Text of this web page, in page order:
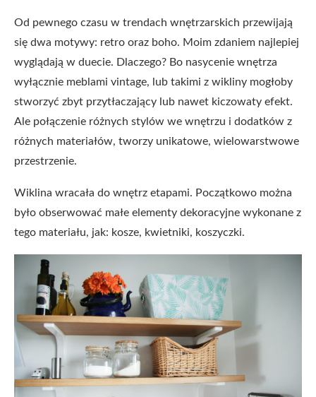
Od pewnego czasu w trendach wnętrzarskich przewijają
się dwa motywy: retro oraz boho. Moim zdaniem najlepiej
wyglądają w duecie. Dlaczego? Bo nasycenie wnętrza
wyłącznie meblami vintage, lub takimi z wikliny mogłoby
stworzyć zbyt przytłaczający lub nawet kiczowaty efekt.
Ale połączenie różnych stylów we wnętrzu i dodatków z
różnych materiałów, tworzy unikatowe, wielowarstwowe
przestrzenie.
Wiklina wracała do wnętrz etapami. Początkowo można
było obserwować małe elementy dekoracyjne wykonane z
tego materiału, jak: kosze, kwietniki, koszyczki.